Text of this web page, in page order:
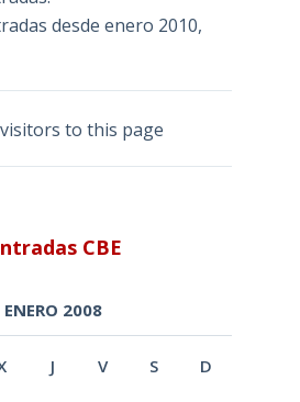
desde enero 2010,
CBE
ENERO 2008
J V S D